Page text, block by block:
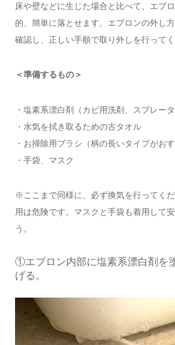
床や壁などに生じた場合と比べて、エプ
的、簡単に落とせます。エプロンの外し
確認し、正しい手順で取り外しを行ってく
＜準備するもの＞
・塩素系漂白剤（カビ用洗剤、スプレー
・水気を拭き取るための古タオル
・お掃除用ブラシ（柄の長いタイプがおす
・手袋、マスク
※ここまで同様に、必ず換気を行ってく
用は危険です。マスクと手袋も着用して
う。
①エプロン内部に塩素系漂白剤を
げる。